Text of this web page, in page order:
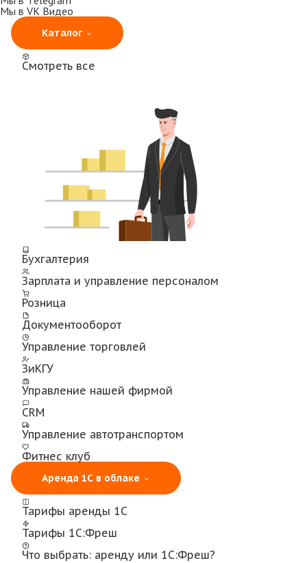
Мы в VK Видео
Каталог
Смотреть все
Бухгалтерия
Зарплата и управление персоналом
Розница
Документооборот
Управление торговлей
ЗиКГУ
Управление нашей фирмой
CRM
Управление автотранспортом
Фитнес клуб
Аренда 1С в облаке
Тарифы аренды 1С
Тарифы 1С:Фреш
Что выбрать: аренду или 1С:Фреш?